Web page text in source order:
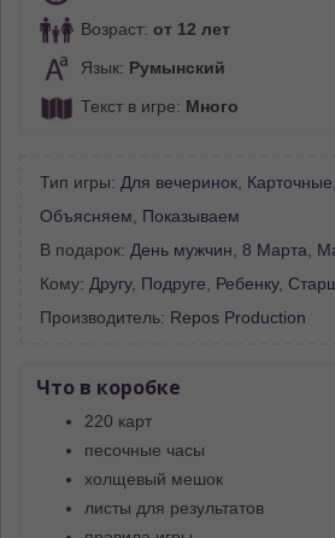
Возраст: от 12 лет
Язык: Румынский
Текст в игре: Много
Тип игры: Для вечеринок Карточные
Объясняем
Показываем
В подарок: День мужчин 8 Марта
Кому: Другу, Подруге Ребенку,
Производитель: Repos Production
Что в коробке
220 карт
песочные часы
холщевый мешок
листы для результатов